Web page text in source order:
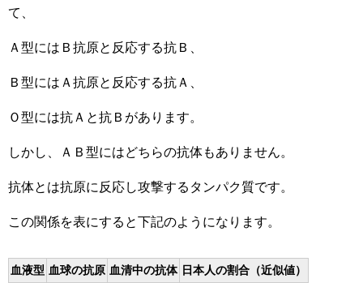
て、
Ａ型にはＢ抗原と反応する抗Ｂ、
Ｂ型にはＡ抗原と反応する抗Ａ、
Ｏ型には抗Ａと抗Ｂがあります。
しかし、ＡＢ型にはどちらの抗体もありません。
抗体とは抗原に反応し攻撃するタンパク質です。
この関係を表にすると下記のようになります。
血液型 血球の抗原 血清中の抗体 日本人の割合 （近似値）